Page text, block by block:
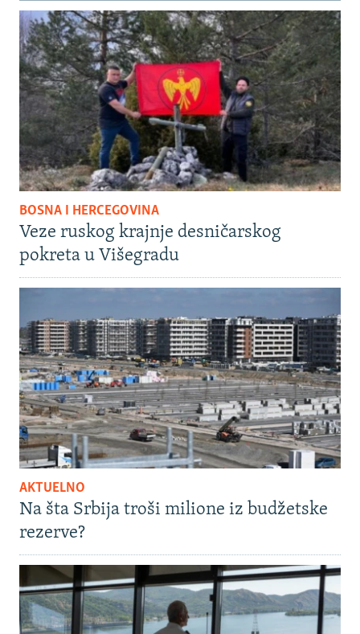
BOSNA I HERCEGOVINA
Veze ruskog krajnje desničarskog
pokreta u Višegradu
AKTUELNO
Na šta Srbija troši milione iz budžetske
rezerve?